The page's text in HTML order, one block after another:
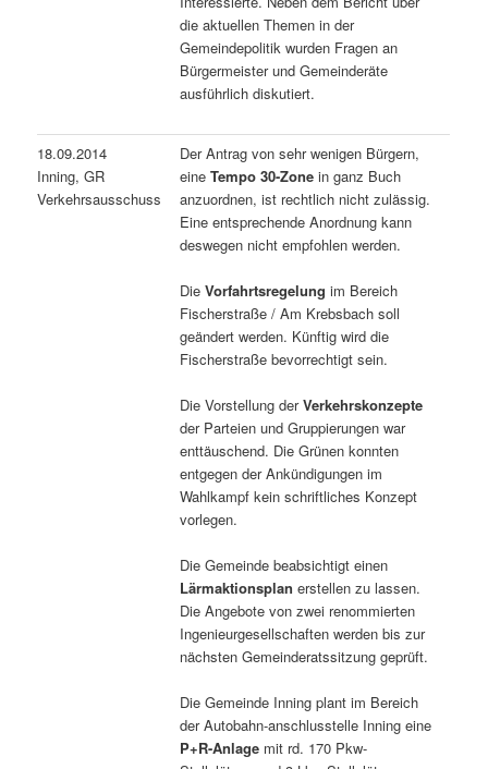
die aktuellen Themen in der
Gemeindepolitik wurden Fragen an
Bürgermeister und Gemeinderäte
ausführlich diskutiert.
18.09.2014
Inning, GR
Verkehrsausschuss
Der Antrag von sehr wenigen Bürgern,
eineTempo 30-Zone in ganz Buch
anzuordnen, ist rechtlich nicht zulässig.
Eine entsprechende Anordnung kann
deswegen nicht empfohlen werden.
DieVorfahrtsregelung im Bereich
Fischerstraße / Am Krebsbach soll
geändert werden. Künftig wird die
Fischerstraße bevorrechtigt sein.
Die Vorstellung derVerkehrskonzepte
der Parteien und Gruppierungen war
enttäuschend. Die Grünen konnten
entgegen der Ankündigungen im
Wahlkampf kein schriftliches Konzept
vorlegen.
Die Gemeinde beabsichtigt einen
Lärmaktionsplan erstellen zu lassen.
Die Angebote von zwei renommierten
Ingenieurgesellschaften werden bis zur
nächsten Gemeinderatssitzung geprüft.
Die Gemeinde Inning plant im Bereich
der Autobahn-anschlusstelle Inning eine
P+R-Anlage mit rd. 170 Pkw-